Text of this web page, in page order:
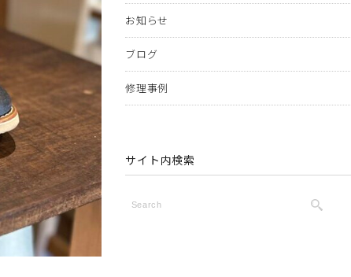
お知らせ
ブログ
修理事例
サイト内検索